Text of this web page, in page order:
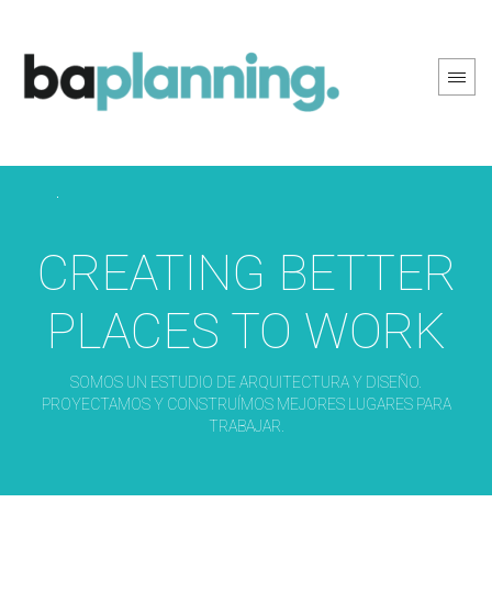
CREATING BETTER
PLACES TO WORK
SOMOS UN ESTUDIO DE ARQUITECTURA Y DISEÑO.
PROYECTAMOS Y CONSTRUÍMOS MEJORES LUGARES PARA
TRABAJAR.